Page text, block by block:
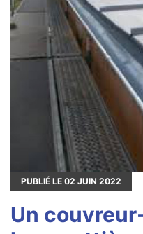
PUBLIÉ LE 02 JUIN 2022
Un